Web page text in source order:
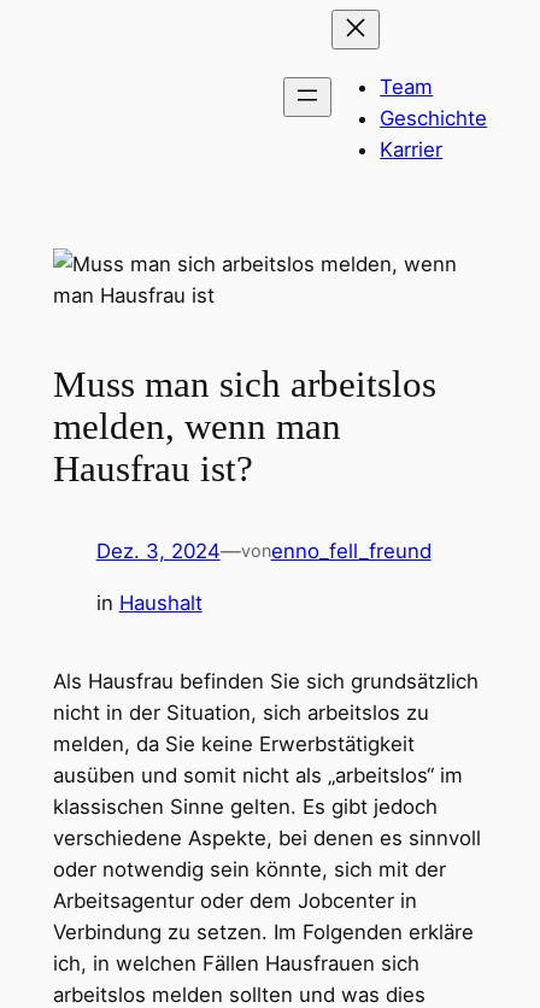
Team
Geschichte
Karrier
Muss man sich arbeitslos
melden, wenn man
Hausfrau ist?
Dez. 3, 2024—vonenno_fell_freund
in Haushalt
Als Hausfrau befinden Sie sich grundsätzlich
nicht in der Situation, sich arbeitslos zu
melden, da Sie keine Erwerbstätigkeit
ausüben und somit nicht als „arbeitslos“ im
klassischen Sinne gelten. Es gibt jedoch
verschiedene Aspekte, bei denen es sinnvoll
oder notwendig sein könnte, sich mit der
Arbeitsagentur oder dem Jobcenter in
Verbindung zu setzen. Im Folgenden erkläre
ich, in welchen Fällen Hausfrauen sich
arbeitslos melden sollten und was dies